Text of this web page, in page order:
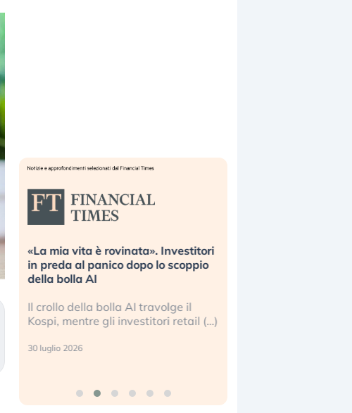
è rovinata». Investitori
al panico dopo lo scoppio
AI
bolla AI travolge il
gli investitori retail (…)
Quando la finanza pesa più
dell’economia reale. L’America sta
La ricchezza mondiale cresce, ma è
sempre più sganciata